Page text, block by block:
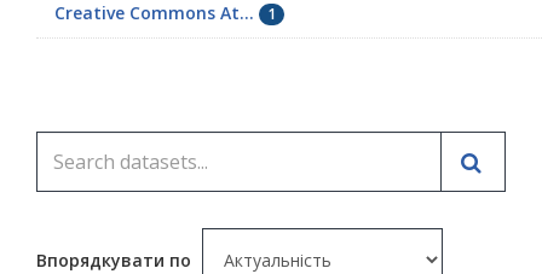
Creative Commons At... 1
Впорядкувати по